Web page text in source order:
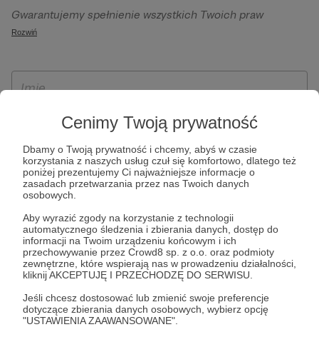
Cenimy Twoją prywatność
Dbamy o Twoją prywatność i chcemy, abyś w czasie
korzystania z naszych usług czuł się komfortowo, dlatego też
poniżej prezentujemy Ci najważniejsze informacje o
zasadach przetwarzania przez nas Twoich danych
osobowych.
Aby wyrazić zgody na korzystanie z technologii
automatycznego śledzenia i zbierania danych, dostęp do
informacji na Twoim urządzeniu końcowym i ich
przechowywanie przez Crowd8 sp. z o.o. oraz podmioty
zewnętrzne, które wspierają nas w prowadzeniu działalności,
kliknij AKCEPTUJĘ I PRZECHODZĘ DO SERWISU.
Jeśli chcesz dostosować lub zmienić swoje preferencje
dotyczące zbierania danych osobowych, wybierz opcję
"USTAWIENIA ZAAWANSOWANE".
092 Warszawa. Twoje dane osobowe będą przetwarzane w
szczególności w celu wykonania umowy zawartej z Tobą, w
Patronite.pl, w tym możliwości dokonywania oraz
otrzymywania wsparcia na naszej platformie oraz
Gwarantujemy spełnienie wszystkich Twoich praw
wynikających z ogólnego rozporządzenia o ochronie
ich przenoszenia, niepodlegania zautomatyzowanemu
wyrażenia sprzeciwu wobec przetwarzania Twoich danych
osobowych. Rejestracja dla osób niepełnoletnich możliwa
jest po przekazaniu podpisanego formularza "Zgodna na
założenie konta przez osobę niepełnoletnią", formularz
dostępny jest na stronie regulaminu Patronite.pl.
Rozwiń
* Zapoznałem się i akceptujęRegulaminserwisu oraz